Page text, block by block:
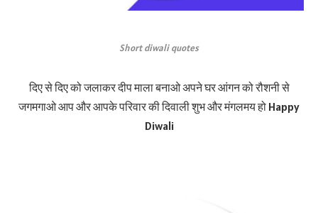
Short diwali quotes
दिए से दिए को जलाकर दीप माला बनाओ अपने घर आंगन को रौशनी से
जगमगाओ आप और आपके परिवार की दिवाली शुभ और मंगलमय हो Happy
Diwali